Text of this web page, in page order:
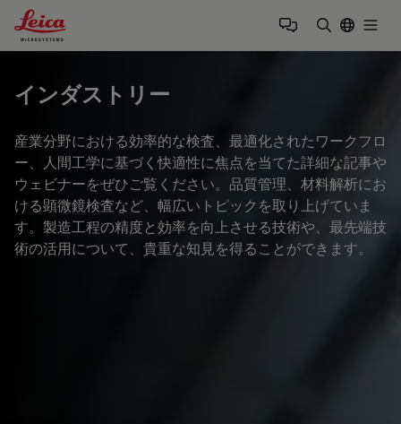
Leica Microsystems Logo
インダストリー
産業分野における効率的な検査、最適化されたワークフロ
ー、人間工学に基づく快適性に焦点を当てた詳細な記事や
ウェビナーをぜひご覧ください。品質管理、材料解析にお
ける顕微鏡検査など、幅広いトピックを取り上げていま
す。製造工程の精度と効率を向上させる技術や、最先端技
術の活用について、貴重な知見を得ることができます。